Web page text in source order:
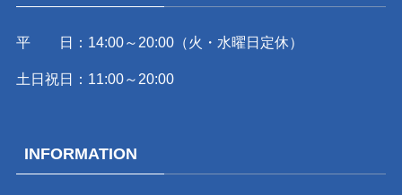
平 日：14:00～20:00（火・水曜日定休）
土日祝日：11:00～20:00
INFORMATION